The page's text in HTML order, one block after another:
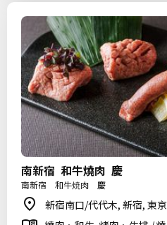
南新宿 和牛燒肉 慶
南新宿 和牛焼肉 慶
新宿南口/代代木, 新宿, 東